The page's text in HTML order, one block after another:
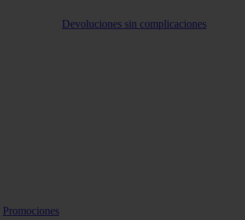
Devoluciones sin complicaciones
Promociones